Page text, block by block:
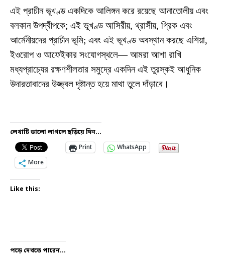
এই প্রাচীন ভূখণ্ড একদিকে আলিঙ্গন করে রয়েছে আনাতোলীয় এবং
বলকান উপদ্বীপকে; এই ভূখণ্ড আসিরীয়, থ্রাসীয়, গ্রিক এবং
আর্মেনীয়দের প্রাচীন ভূমি; এবং এই ভূখণ্ড অবস্থান করছে এশিয়া,
ইওরোপ ও আফেইকার সংযোগস্থলে— আমরা আশা রাখি
মধ্যপ্রাচ্যের রক্ষণশীলতার সমুদ্রে একদিন এই তুরস্কই আধুনিক
উদারতাবাদের উজ্জ্বল দৃষ্টান্ত হয়ে মাথা তুলে দাঁড়াবে।
লেখাটি ভালো লাগলে ছড়িয়ে দিন...
Print
WhatsApp
More
Like this:
পড়ে দেখতে পারেন...